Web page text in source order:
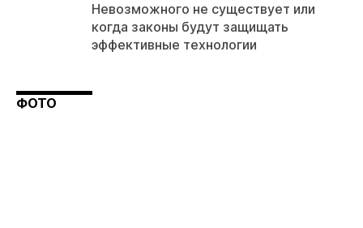
Невозможного не существует или
когда законы будут защищать
эффективные технологии
ФОТО